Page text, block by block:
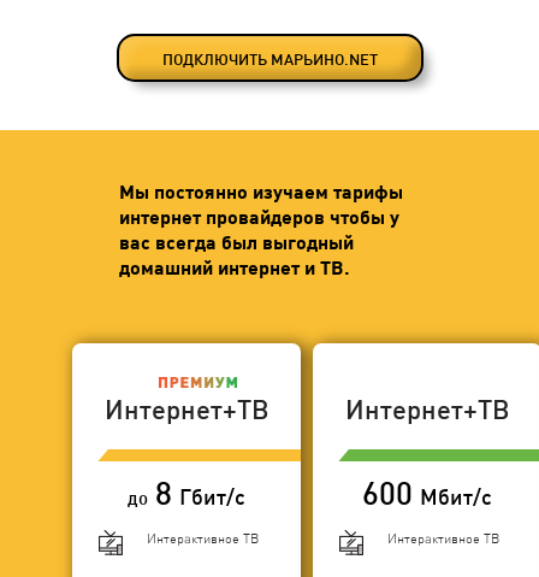
ПОДКЛЮЧИТЬ МАРЬИНО.NET
Мы постоянно изучаем тарифы
интернет провайдеров чтобы у
вас всегда был выгодный
домашний интернет и ТВ.
Интернет+ТВ
до 8 Гбит/с
Интерактивное ТВ
Интернет+ТВ
600 Мбит/с
Интерактивное ТВ